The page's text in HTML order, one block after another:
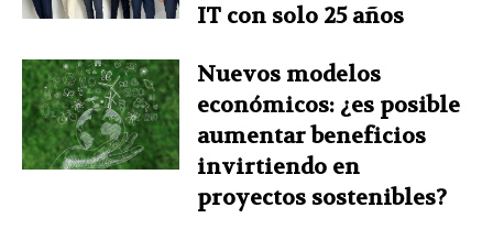
IT con solo 25 años
Nuevos modelos
económicos: ¿es posible
aumentar beneficios
invirtiendo en
proyectos sostenibles?